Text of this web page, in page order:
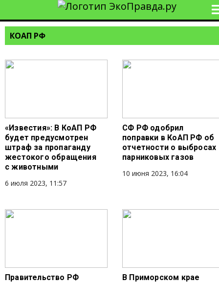
КОАП РФ
«Известия»: В КоАП РФ
будет предусмотрен
штраф за пропаганду
жестокого обращения
с животными
6 июля 2023, 11:57
СФ РФ одобрил
поправки в КоАП РФ об
отчетности о выбросах
парниковых газов
10 июня 2023, 16:04
Правительство РФ
В Приморском крае